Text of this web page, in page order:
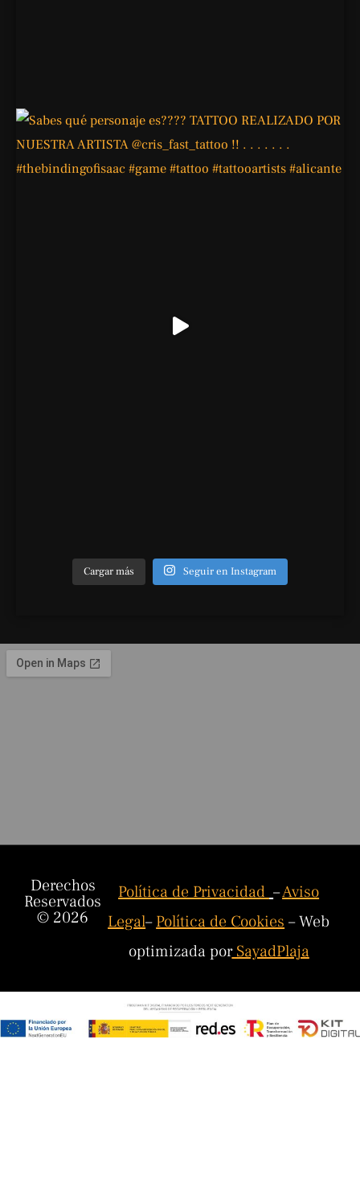
Cargar más Seguir en Instagram
Derechos
Reservados
© 2026
Política de Privacidad–Aviso
Legal–Política de Cookies– Web
optimizada porSayadPlaja